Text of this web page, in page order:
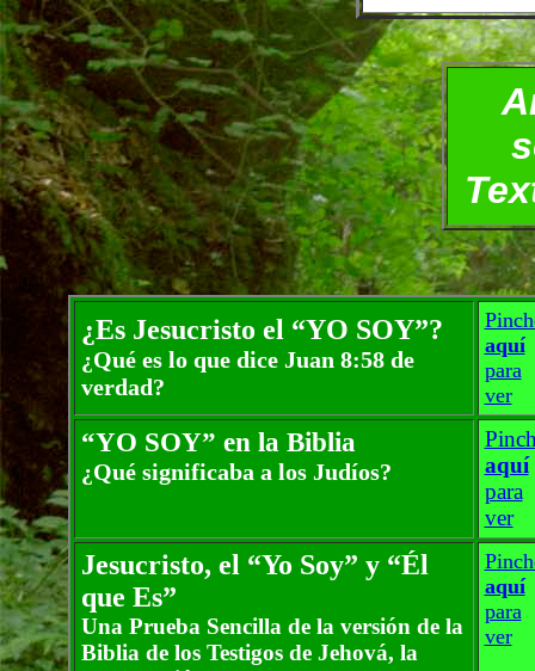
¿Es Jesucristo el “YO SOY”?
¿Qué es lo que dice Juan 8:58 de
verdad?
aquí
para
ver
“YO SOY” en la Biblia
¿Qué significaba a los Judíos?
aquí
para
ver
Jesucristo, el “Yo Soy” y “Él
que Es”
Una Prueba Sencilla de la versión de la
Biblia de los Testigos de Jehová, la
aquí
para
ver